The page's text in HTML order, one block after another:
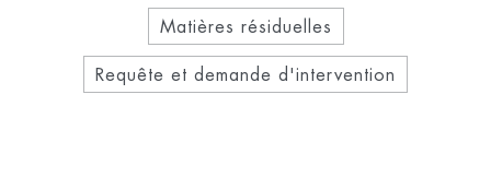
Matières résiduelles
Requête et demande d'intervention